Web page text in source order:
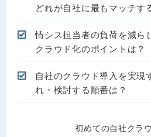
どれが自社に最もマッチす
情シス担当者の負荷を減ら
クラウド化のポイントは？
自社のクラウド導入を実現
れ・検討する順番は？
初めての自社クラ